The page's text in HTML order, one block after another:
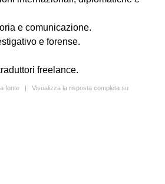
e comunicazione.
e forense.
freelance.
fonte | Visualizza la risposta completa su